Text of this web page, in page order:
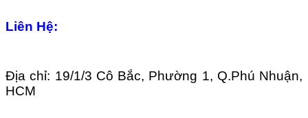
Liên Hệ:
Địa chỉ: 19/1/3 Cô Bắc, Phường 1, Q.Phú Nhuận,
HCM